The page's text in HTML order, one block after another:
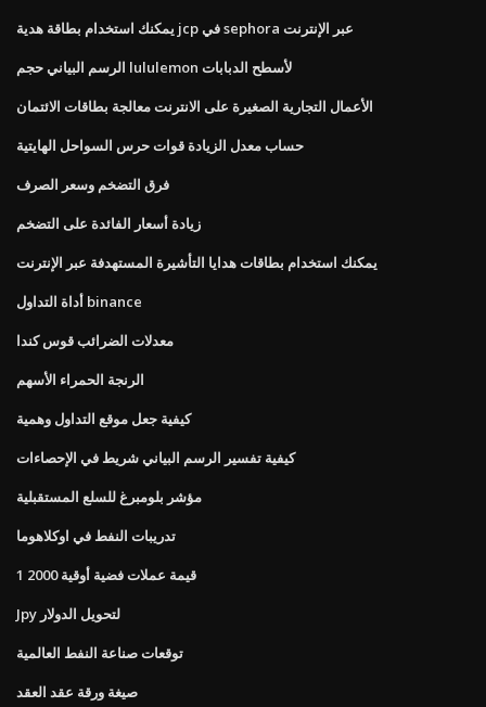
يمكنك استخدام بطاقة هدية jcp في sephora عبر الإنترنت
الرسم البياني حجم lululemon لأسطح الدبابات
الأعمال التجارية الصغيرة على الانترنت معالجة بطاقات الائتمان
حساب معدل الزيادة قوات حرس السواحل الهايتية
فرق التضخم وسعر الصرف
زيادة أسعار الفائدة على التضخم
يمكنك استخدام بطاقات هدايا التأشيرة المستهدفة عبر الإنترنت
أداة التداول binance
معدلات الضرائب قوس كندا
الرنجة الحمراء الأسهم
كيفية جعل موقع التداول وهمية
كيفية تفسير الرسم البياني شريط في الإحصاءات
مؤشر بلومبرغ للسلع المستقبلية
تدريبات النفط في اوكلاهوما
1 قيمة عملات فضية أوقية 2000
Jpy لتحويل الدولار
توقعات صناعة النفط العالمية
صيغة ورقة عقد العقد